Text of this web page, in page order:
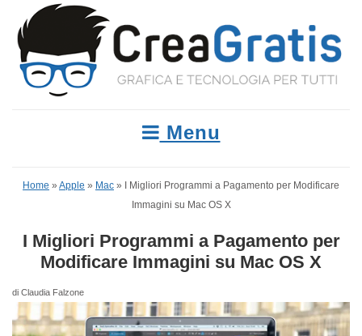
Menu
Home » Apple » Mac »
I Migliori Programmi a Pagamento per Modificare
Immagini su Mac OS X
I Migliori Programmi a Pagamento per
Modificare Immagini su Mac OS X
di Claudia Falzone